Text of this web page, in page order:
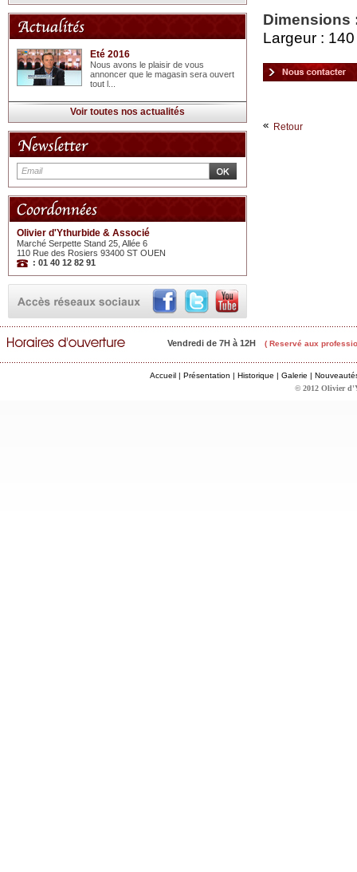
Eté 2016
Nous avons le plaisir de vous
annoncer que le magasin sera ouvert
tout l...
Voir toutes nos actualités
Olivier d'Ythurbide & Associé
Marché Serpette Stand 25, Allée 6
110 Rue des Rosiers 93400 ST OUEN
: 01 40 12 82 91
Dimensions
Largeur :
Retour
Vendredi de 7H à 12H ( Reservé aux
Accueil | Présentation | Historique | Galerie |
© 2012 Olivier